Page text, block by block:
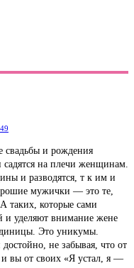
свадьбы и рождения
на плечи женщинам.
и разводятся, т к им и
мужички — это те,
А таких, которые сами
и уделяют внимание жене
Это уникумы.
не забывая, что от
и вы от своих «Я устал, я —